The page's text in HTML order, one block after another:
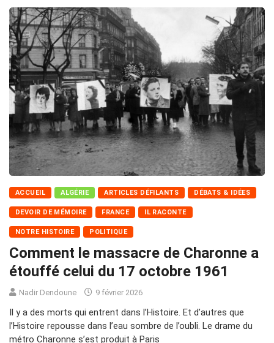
ACCUEIL ALGÉRIE ARTICLES DÉFILANTS DÉBATS & IDÉES
DEVOIR DE MÉMOIRE FRANCE IL RACONTE
NOTRE HISTOIRE POLITIQUE
Comment le massacre de Charonne a
étouffé celui du 17 octobre 1961
Nadir Dendoune 9 février 2026
Il y a des morts qui entrent dans l’Histoire. Et d’autres que
l’Histoire repousse dans l’eau sombre de l’oubli. Le drame du
métro Charonne s’est produit à Paris